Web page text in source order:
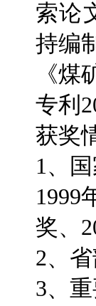
索论
持编
《
专利
获奖
1、
1999
奖、
2、
3、